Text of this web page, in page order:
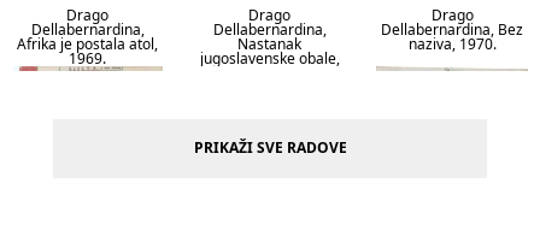
Drago
Dellabernardina,
Afrika je postala atol,
1969.
Drago
Dellabernardina,
Nastanak
jugoslavenske obale,
Drago
Dellabernardina, Bez
naziva, 1970.
PRIKAŽI SVE RADOVE